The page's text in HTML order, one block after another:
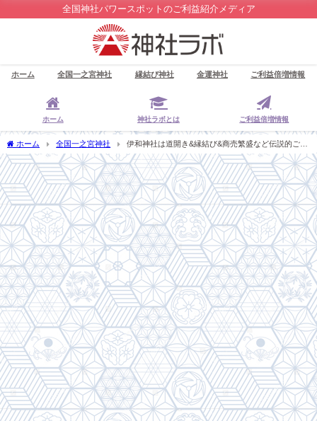
全国神社パワースポットのご利益紹介メディア
ホーム 全国一之宮神社 縁結び神社 金運神社 ご利益倍増情報
ホーム 神社ラボとは ご利益倍増情報
ホーム 全国一之宮神社
伊和神社は道開き&縁結び&商売繁盛など伝説的ご利
益の最強パワースポット【兵庫県一之宮】